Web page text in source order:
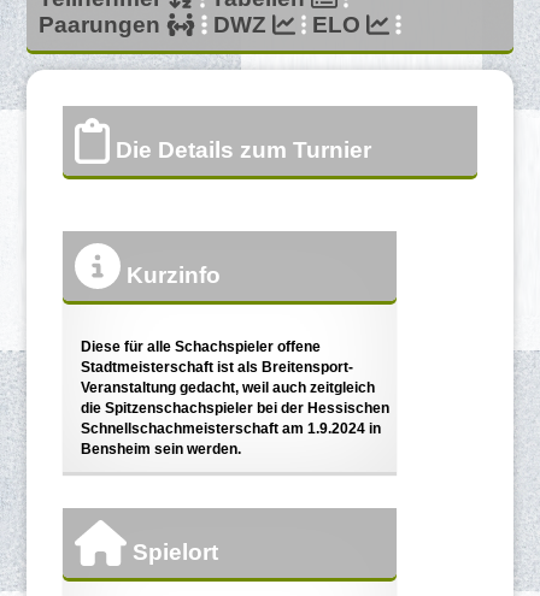
Paarungen
DWZ ELO
Die Details zum Turnier
Kurzinfo
Diese für alle Schachspieler offene
Stadtmeisterschaft ist als Breitensport-
Veranstaltung gedacht, weil auch zeitgleich
die Spitzenschachspieler bei der Hessischen
Schnellschachmeisterschaft am 1.9.2024 in
Bensheim sein werden.
Spielort